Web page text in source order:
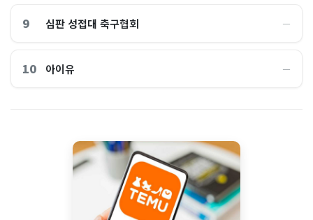
9 심판 성접대 축구협회 ―
10 아이유 ―